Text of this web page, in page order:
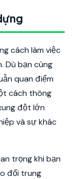
cách làm việc
Dù bạn cùng
quan điểm
cách thông
đột lớn
và sự khác
trọng khi bạn
đổi trung